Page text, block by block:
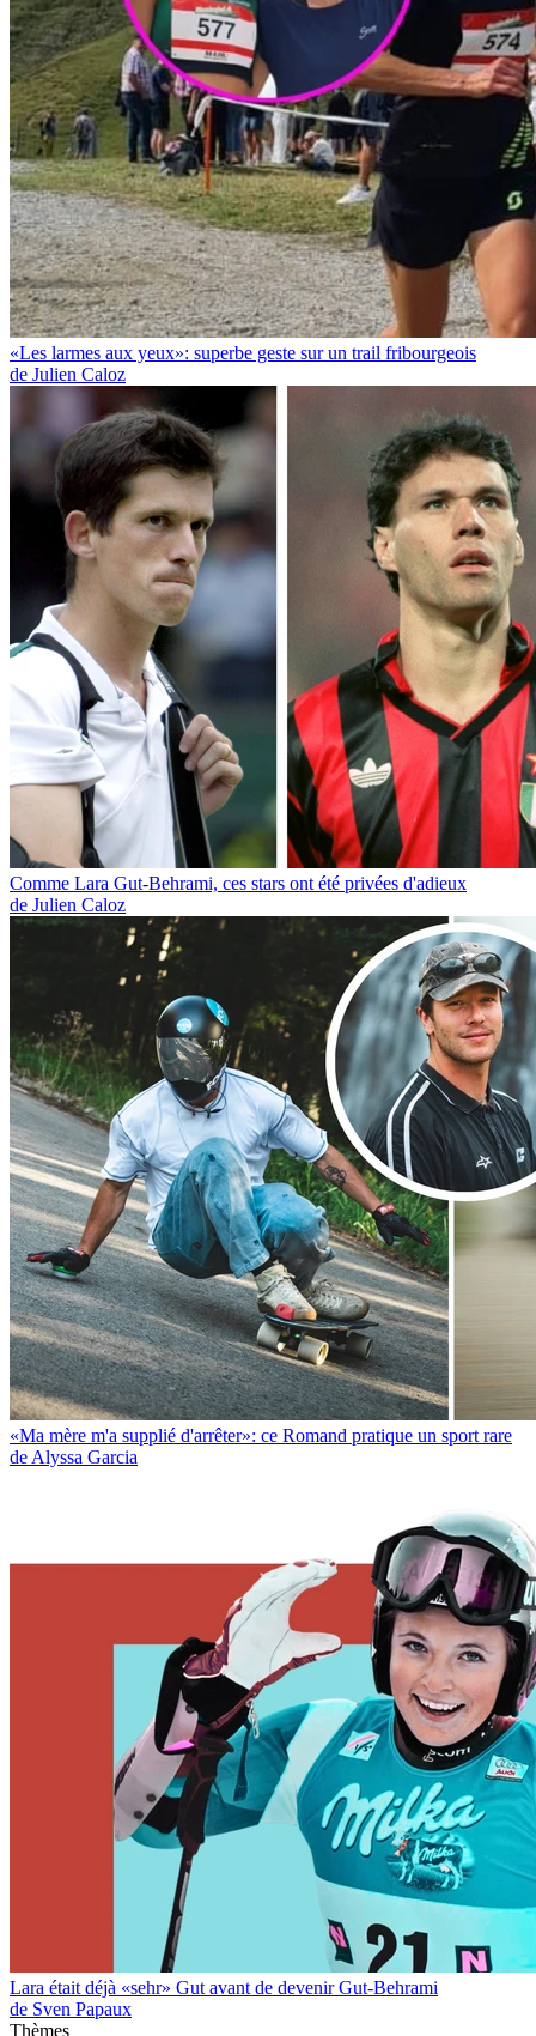
«Les larmes aux yeux»: superbe geste sur un trail fribourgeois
de Julien Caloz
Comme Lara Gut-Behrami, ces stars ont été privées d'adieux
de Julien Caloz
«Ma mère m'a supplié d'arrêter»: ce Romand pratique un sport rare
de Alyssa Garcia
Lara était déjà «sehr» Gut avant de devenir Gut-Behrami
de Sven Papaux
Thèmes